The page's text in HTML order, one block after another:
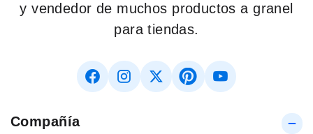
y vendedor de muchos productos a granel
para tiendas.
Compañía